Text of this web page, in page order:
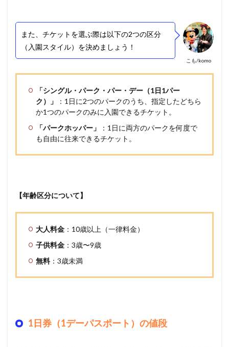
こも/komo
また、チケットを選ぶ際は以下の2つの区分
（入園スタイル）を決めましょう！
「シングル・パーク・パー・デー（1日1パー
ク）」
：1日に2つのパークのうち、指定したどちら
か1つのパークのみに入園できるチケット。
「パークホッパー」
：1日に両方のパークを何度で
も自由に往来できるチケット。
【年齢区分について】
大人料金 ：10歳以上（一律料金）
子供料金 ：3歳〜9歳
無料：3歳未満
1日券（1デーパスポート）の値段